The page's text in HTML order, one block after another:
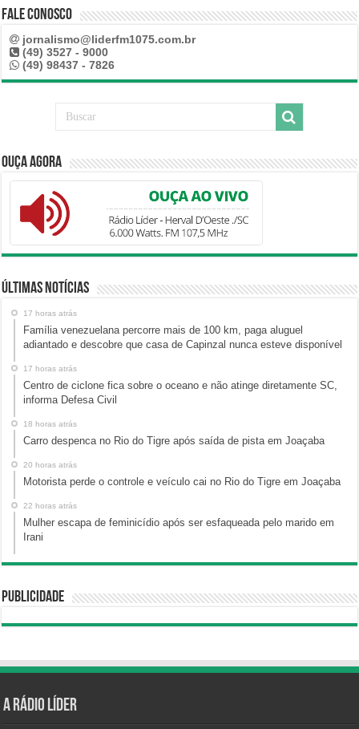
Fale Conosco
jornalismo@liderfm1075.com.br
(49) 3527 - 9000
(49) 98437 - 7826
Ouça Agora
Últimas Notícias
17 horas atrás
Família venezuelana percorre mais de 100 km, paga aluguel
adiantado e descobre que casa de Capinzal nunca esteve disponível
17 horas atrás
Centro de ciclone fica sobre o oceano e não atinge diretamente SC,
informa Defesa Civil
18 horas atrás
Carro despenca no Rio do Tigre após saída de pista em Joaçaba
20 horas atrás
Motorista perde o controle e veículo cai no Rio do Tigre em Joaçaba
22 horas atrás
Mulher escapa de feminicídio após ser esfaqueada pelo marido em
Irani
Publicidade
A Rádio Líder